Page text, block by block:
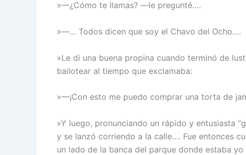
»—¿Cómo te llamas? —le pregunté….
»—… Todos dicen que soy el Chavo del Ocho….
»Le di una buena propina cuando terminó de
bailotear al tiempo que exclamaba:
»—¡Con esto me puedo comprar una torta de
»Y luego, pronunciando un rápido y entusiasta
y se lanzó corriendo a la calle…. Fue entonces
un lado de la banca del parque donde estaba